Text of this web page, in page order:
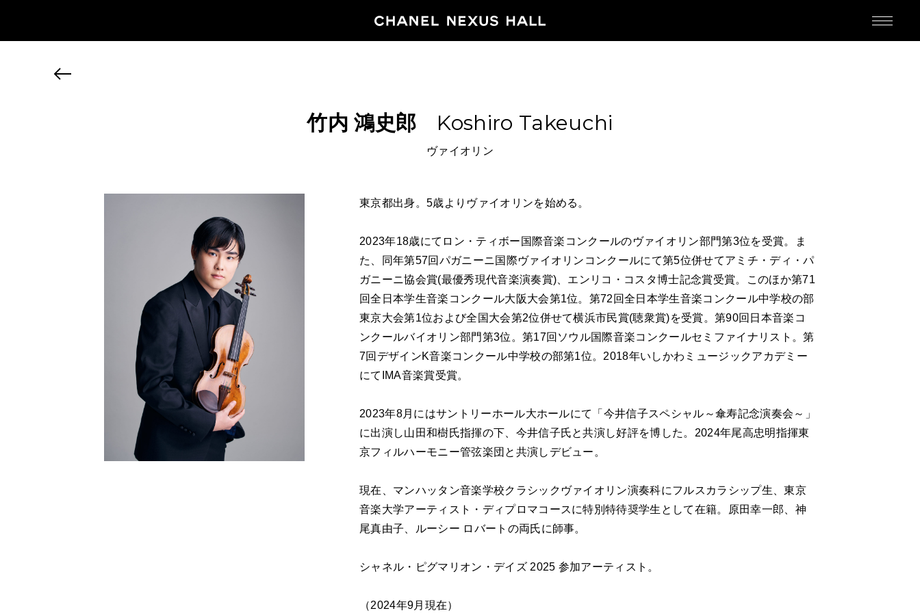
JP
NEWS
FEATURED
ABOUT US
竹内 鴻史郎 Koshiro Takeuchi
ヴァイオリン
東京都出身。5歳よりヴァイオリンを始める。
2023年18歳にてロン・ティボー国際音楽コンクールのヴァイオリン部門第3位を受賞。ま
た、同年第57回パガニーニ国際ヴァイオリンコンクールにて第5位併せてアミチ・ディ・パ
ガニーニ協会賞(最優秀現代音楽演奏賞)、エンリコ・コスタ博士記念賞受賞。このほか第71
回全日本学生音楽コンクール大阪大会第1位。第72回全日本学生音楽コンクール中学校の部
東京大会第1位および全国大会第2位併せて横浜市民賞(聴衆賞)を受賞。第90回日本音楽コ
ンクールバイオリン部門第3位。第17回ソウル国際音楽コンクールセミファイナリスト。第
7回デザインK音楽コンクール中学校の部第1位。2018年いしかわミュージックアカデミー
にてIMA音楽賞受賞。
2023年8月にはサントリーホール大ホールにて「今井信子スペシャル～傘寿記念演奏会～」
に出演し山田和樹氏指揮の下、今井信子氏と共演し好評を博した。2024年尾高忠明指揮東
京フィルハーモニー管弦楽団と共演しデビュー。
現在、マンハッタン音楽学校クラシックヴァイオリン演奏科にフルスカラシップ生、東京
音楽大学アーティスト・ディプロマコースに特別特待奨学生として在籍。原田幸一郎、神
尾真由子、ルーシー ロバートの両氏に師事。
シャネル・ピグマリオン・デイズ 2025 参加アーティスト。
（2024年9月現在）